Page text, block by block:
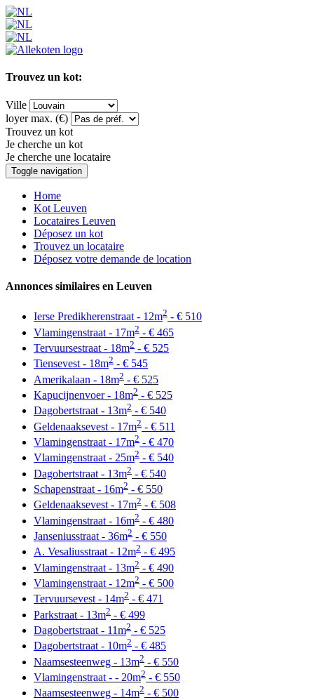
Trouvez un kot:
Ville
loyer max. (€)
Trouvez un kot
Je cherche un kot
Je cherche une locataire
Toggle navigation
Home
Kot Leuven
Locataires Leuven
Déposez un kot
Trouvez un locataire
Déposez votre demande de location
Annonces similaires en Leuven
Ierse Predikherenstraat - 12m2 - € 510
Vlamingenstraat - 17m2 - € 465
Tervuursestraat - 18m2 - € 525
Tiensevest - 18m2 - € 545
Amerikalaan - 18m2 - € 525
Kapucijnenvoer - 18m2 - € 525
Dagobertstraat - 13m2 - € 540
Geldenaaksevest - 17m2 - € 511
Vlamingenstraat - 17m2 - € 470
Vlamingenstraat - 25m2 - € 540
Dagobertstraat - 13m2 - € 540
Schapenstraat - 16m2 - € 550
Geldenaaksevest - 17m2 - € 508
Vlamingenstraat - 16m2 - € 480
Janseniusstraat - 36m2 - € 550
A. Vesaliusstraat - 12m2 - € 495
Vlamingenstraat - 13m2 - € 490
Vlamingenstraat - 12m2 - € 500
Tervuursevest - 14m2 - € 471
Parkstraat - 13m2 - € 499
Dagobertstraat - 11m2 - € 525
Dagobertstraat - 10m2 - € 485
Naamsesteenweg - 13m2 - € 550
Vlamingenstraat - - 20m2 - € 550
Naamsesteenweg - 14m2 - € 500